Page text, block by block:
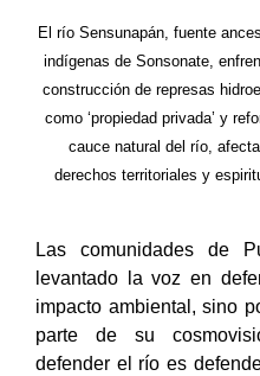
El río Sensunapán, fuente
indígenas de Sonsonate,
construcción de represas
como ‘propiedad privada’ y
cauce natural del río,
derechos territoriales y
Las comunidades de
levantado la voz en
impacto ambiental, sino
parte de su
defender el río es